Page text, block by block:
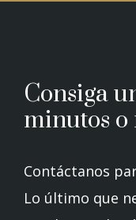
Consiga
minutos o
Contáctanos
Lo último que